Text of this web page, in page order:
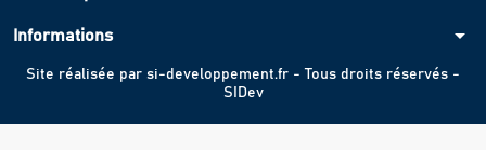
Informations arrow_drop_down
Site réalisée par si-developpement.fr - Tous droits réservés -
SIDev